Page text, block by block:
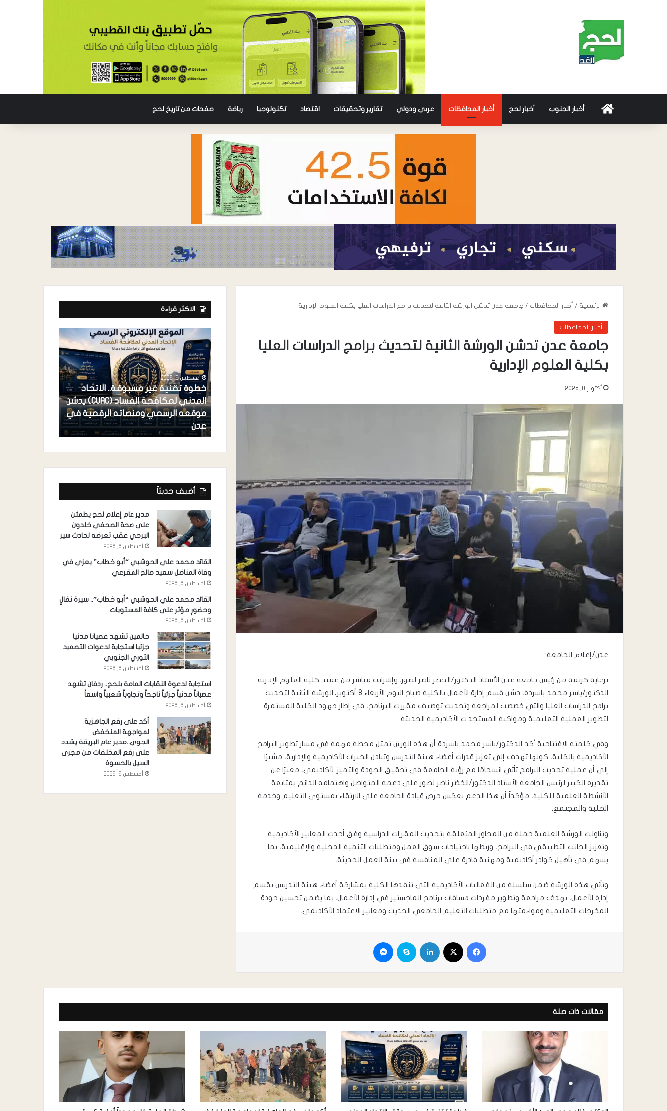
أخبار الجنوب أخبار لحج أخبار المحافظات عربي ودولي تقارير وتحقيقات اقتصاد تكنولوجيا رياضة صفحات من تاريخ لحج
الرئيسية / أخبار المحافظات / جامعة عدن تدشن الورشة الثانية لتحديث برامج الدراسات العليا بكلية العلوم الإدارية
أخبار المحافظات
جامعة عدن تدشن الورشة الثانية لتحديث برامج الدراسات العليا
بكلية العلوم الإدارية
أكتوبر 8, 2025
عدن/إعلام الجامعة:
برعاية كريمة من رئيس جامعة عدن الأستاذ الدكتور/الخضر ناصر لصور، وإشراف مباشر من عميد كلية العلوم الإدارية
الدكتور/ياسر محمد باسردة، دشن قسم إدارة الأعمال بالكلية صباح اليوم الأربعاء 8 أكتوبر، الورشة الثانية لتحديث
برامج الدراسات العليا والتي خصصت لمراجعة وتحديث توصيف مقررات البرنامج، في إطار جهود الكلية المستمرة
لتطوير العملية التعليمية ومواكبة المستجدات الأكاديمية الحديثة.
وفي كلمته الافتتاحية أكد الدكتور/ياسر محمد باسردة أن هذه الورش تمثل محطة مهمة في مسار تطوير البرامج
الأكاديمية بالكلية، كونها تهدف إلى تعزيز قدرات أعضاء هيئة التدريس وتبادل الخبرات الأكاديمية والإدارية، مشيرًا
إلى أن عملية تحديث البرامج تأتي انسجامًا مع رؤية الجامعة في تحقيق الجودة والتميز الأكاديمي، معبرًا عن
تقديره الكبير لرئيس الجامعة الأستاذ الدكتور/الخضر ناصر لصور على دعمه المتواصل واهتمامه الدائم بمتابعة
الأنشطة العلمية للكلية، مؤكداً أن هذا الدعم يعكس حرص قيادة الجامعة على الارتقاء بمستوى التعليم وخدمة
الطلبة والمجتمع.
وتناولت الورشة العلمية جملة من المحاور المتعلقة بتحديث المقررات الدراسية وفق أحدث المعايير الأكاديمية،
وتعزيز الجانب التطبيقي في البرامج، وربطها باحتياجات سوق العمل ومتطلبات التنمية المحلية والإقليمية، بما
يسهم في تأهيل كوادر أكاديمية ومهنية قادرة على المنافسة في بيئة العمل الحديثة.
وتأتي هذه الورشة ضمن سلسلة من الفعاليات الأكاديمية التي تنفذها الكلية بمشاركة أعضاء هيئة التدريس بقسم
إدارة الأعمال، بهدف مراجعة وتطوير مفردات مساقات برنامج الماجستير في إدارة الأعمال، بما يضمن تحسين جودة
المخرجات التعليمية ومواءمتها مع متطلبات التعليم الجامعي الحديث ومعايير الاعتماد الأكاديمي.
الاكثر قراءة
خطاب” يعزي في وفاة المناضل سعيد
أغسطس 6, 2026
خطوة تقنية غير مسبوقة.. الاتحاد
المدني لمكافحة الفساد (CUAC) يدشن
موقعه الرسمي ومنصاته الرقمية في
عدن
أضيف حديثاً
مدير عام إعلام لحج يطمئن
على صحة الصحفي خلدون
البرحي عقب تعرضه لحادث سير
أغسطس 6, 2026
القائد محمد علي الحوشبي “أبو خطاب” يعزي في
وفاة المناضل سعيد صالح المقرعي
أغسطس 6, 2026
القائد محمد علي الحوشبي “أبو خطاب”.. سيرة نضالٍ
وحضورٍ مؤثر على كافة المستويات
أغسطس 6, 2026
حالمين تشهد عصيانا مدنيا
جزئيا استجابة لدعوات التصعيد
الثوري الجنوبي
أغسطس 6, 2026
استجابة لدعوة النقابات العامة بلحج.. ردفان تشهد
عصياناً مدنياً جزئياً ناجحاً وتجاوباً شعبياً واسعاً
أغسطس 6, 2026
أكد على رفع الجاهزية
لمواجهة المنخفض
الجوي..مدير عام البريقة يشدد
على رفع المخلفات من مجرى
السيل بالحسوة
أغسطس 6, 2026
مقالات ذات صلة